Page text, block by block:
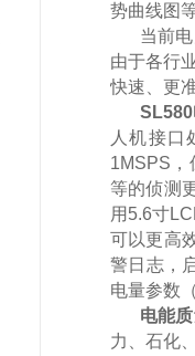
势曲线图
当前
由于各行
快速、更
SL580
人机接口
1MSPS，
等的侦测
用5.6寸
可以更高
警日志，
电量参数
电能
力、石化